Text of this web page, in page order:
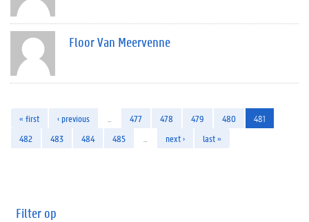
Floor Van Meervenne
« first ‹ previous 477 478 479 480
481
482
483 484 485 next › last »
Filter op